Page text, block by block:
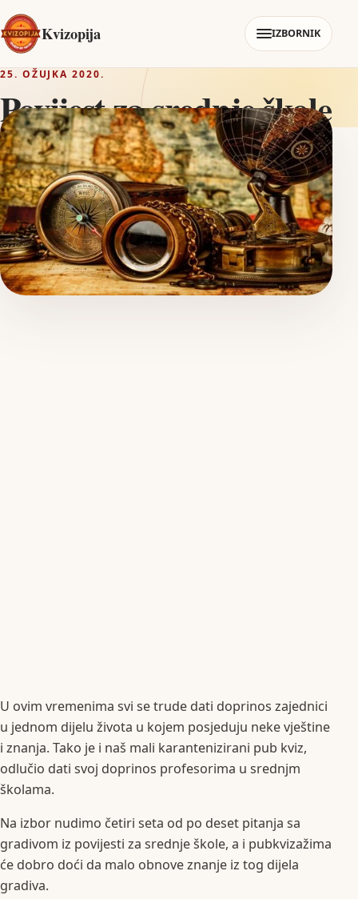
Kvizopija IZBORNIK
25. OŽUJKA 2020.
Povijest za srednje škole
U ovim vremenima svi se trude dati doprinos zajednici
u jednom dijelu života u kojem posjeduju neke vještine
i znanja. Tako je i naš mali karantenizirani pub kviz,
odlučio dati svoj doprinos profesorima u srednjm
školama.
Na izbor nudimo četiri seta od po deset pitanja sa
gradivom iz povijesti za srednje škole, a i pubkvizažima
će dobro doći da malo obnove znanje iz tog dijela
gradiva.